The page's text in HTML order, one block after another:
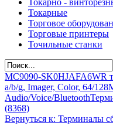
Токарно -
Токарные
Торговое
Торговые принтеры
Точильные станки
MC9090-SK0HJAFA6WR
a/b/g, Imager, Color, 64/
Audio/Voice/Bluetooth
(8368)
Вернуться к: Терминалы